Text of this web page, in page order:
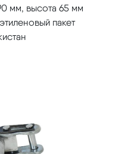
мм, высота 65 мм
пакет